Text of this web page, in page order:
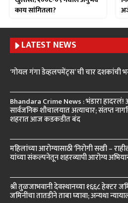
काय सांगितला?
LATEST NEWS
‘गोयल गंगा डेव्हलपमेंट्स’ ची चार दशकांची
Bhandara Crime News : भंडारा हादरलं!
सार्वजनिक शौचालयात अत्याचार; संतप्त
शहरात आज कडकडीत बंद
महिलांच्या आरोग्यासाठी ‘निरोगी सखी –
यांच्या संकल्पनेतून शहरव्यापी आरोग्य
श्री तुळजाभवानी देवस्थानच्या १६६८ हेक्टर
जमिनींचा तातडीने ताबा घ्यावा; अन्यथा